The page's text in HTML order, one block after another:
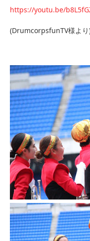
https://youtu.be/
(DrumcorpsfunTV様よ